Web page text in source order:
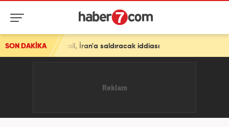
SON DAKİKA
İran'a saldıracak iddiası